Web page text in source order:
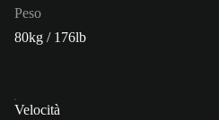
Peso
80kg / 176lb
Velocità